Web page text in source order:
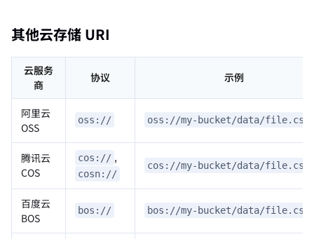
其他云存储 URI
云服务
商
协议 示例
阿里云
OSS
oss:// oss://my-bucket/data/file.csv
腾讯云
COS
cos:// ,
cosn://
cos://my-bucket/data/file.csv
百度云
BOS
bos:// bos://my-bucket/data/file.csv